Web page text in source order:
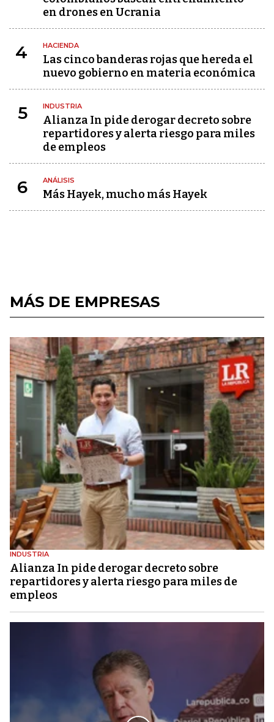
en drones en Ucrania
4 HACIENDA
Las cinco banderas rojas que hereda el
nuevo gobierno en materia económica
5 INDUSTRIA
Alianza In pide derogar decreto sobre
repartidores y alerta riesgo para miles
de empleos
6 ANÁLISIS
Más Hayek, mucho más Hayek
MÁS DE EMPRESAS
INDUSTRIA
Alianza In pide derogar decreto sobre
repartidores y alerta riesgo para miles de
empleos